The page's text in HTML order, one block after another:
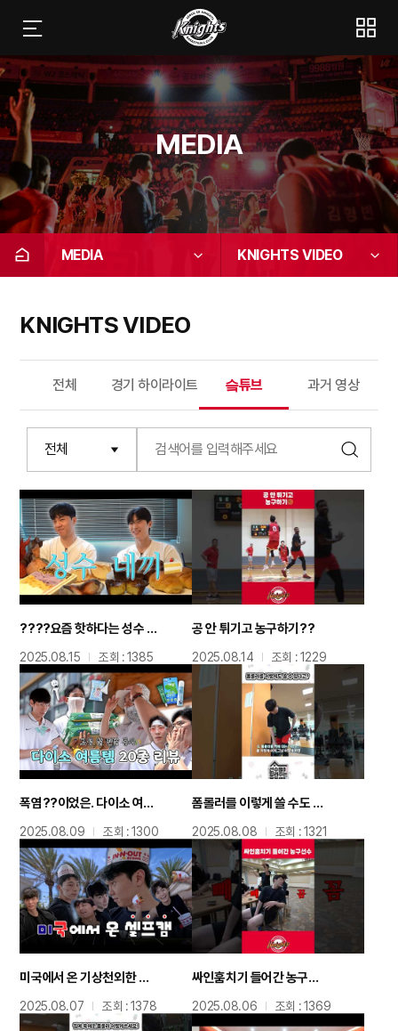
MEDIA
MEDIA KNIGHTS VIDEO
KNIGHTS VIDEO
전체 경기 하이라이트 슼튜브 과거 영상
????요즘 핫하다는 성수 핫플에서 디저트 네끼ㅣ혈당 스파이크 주의..?
2025.08.15 조회 : 1385
공 안 튀기고 농구하기??
2025.08.14 조회 : 1229
폭염??이었은. 다이소 여름 핫템?? 20종 준비했슨.
2025.08.09 조회 : 1300
폼롤러를 이렇게 쓸 수도 있다고..?
2025.08.08 조회 : 1321
미국에서 온 기상천외한 셀프캠????
2025.08.07 조회 : 1378
싸인훔치기 들어간 농구선수??
2025.08.06 조회 : 1369